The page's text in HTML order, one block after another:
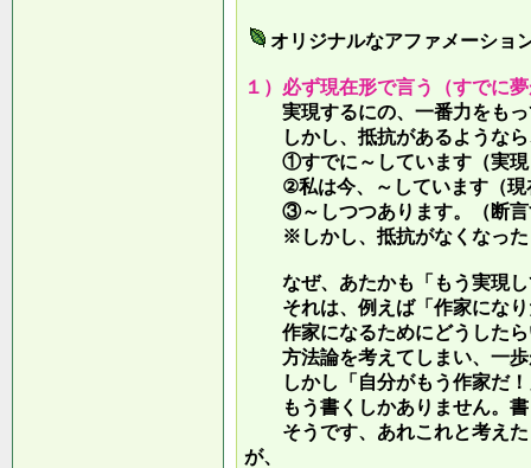
オリジナルなアファメーショ
１）必ず現在形で言う（すでに
実現するにの、一番力をもっ
しかし、抵抗があるような
①すでに～しています（実現
②私は今、～しています（現
③～しつつあります。（断言
※しかし、抵抗がなくなった
なぜ、あたかも「もう実現し
それは、例えば「作家になり
作家になるためにどうしたら
方法論を考えてしまい、一歩
しかし「自分がもう作家だ！
もう書くしかありません。書
そうです、あれこれと考えた
が、